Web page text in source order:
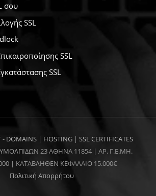
σου
SSL
SSL
SSL
- DOMAINS| HOSTING| SSL CERTIFICATES
23 ΑΘΗΝΑ 11854 | AP. Γ.Ε.ΜΗ.
| ΚΑΤΑΒΛΗΘΕΝ ΚΕΦΑΛΑΙΟ 15.000€
Πολιτική Απορρήτου